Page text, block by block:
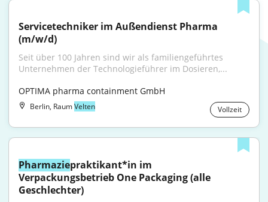
Servicetechniker im Außendienst Pharma
(m/w/d)
Seit über 100 Jahren sind wir als familiengeführtes
Unternehmen der Technologieführer im Dosieren,...
OPTIMA pharma containment GmbH
Berlin, RaumVelten Vollzeit
Pharmaziepraktikant*in im
Verpackungsbetrieb One Packaging (alle
Geschlechter)